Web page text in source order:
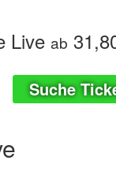
Live ab
Suche